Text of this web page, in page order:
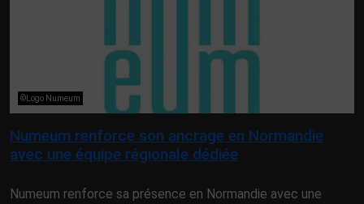
©Logo Numeum
Numeum renforce son ancrage en Normandie
avec une équipe régionale dédiée
Numeum renforce sa présence en Normandie avec une